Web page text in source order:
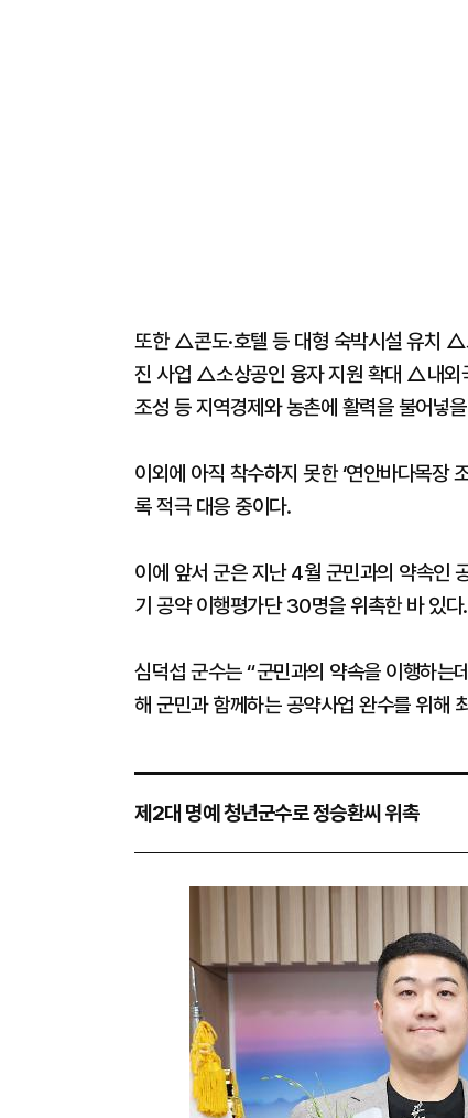
또한 △콘도·호텔 등 대형 숙박시설 유치 △
진 사업 △소상공인 융자 지원 확대 △내외
조성 등 지역경제와 농촌에 활력을 불어넣
이외에 아직 착수하지 못한 ‘연안바다목장
록 적극 대응 중이다.
이에 앞서 군은 지난 4월 군민과의 약속인
기 공약 이행평가단 30명을 위촉한 바 있다.
심덕섭 군수는 “군민과의 약속을 이행하는
해 군민과 함께하는 공약사업 완수를 위해
제2대 명예 청년군수로 정승환씨 위촉